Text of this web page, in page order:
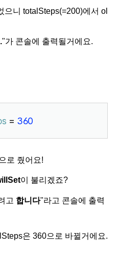
으니 totalSteps(=200)에서 ol
."가 콘솔에 출력될거에요.
= 360
로 줬어요!
이 불리겠죠?
고 합니다"라고 콘솔에 출력
은 360으로 바뀔거에요.